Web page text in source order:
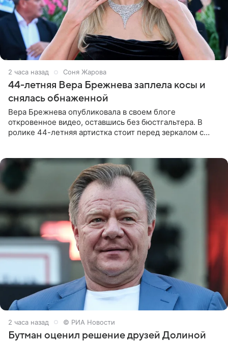
2 часа назад Соня Жарова
44-летняя Вера Брежнева заплела косы и
снялась обнаженной
Вера Брежнева опубликовала в своем блоге
откровенное видео, оставшись без бюстгальтера. В
ролике 44-летняя артистка стоит перед зеркалом с
2 часа назад © РИА Новости
Бутман оценил решение друзей Долиной